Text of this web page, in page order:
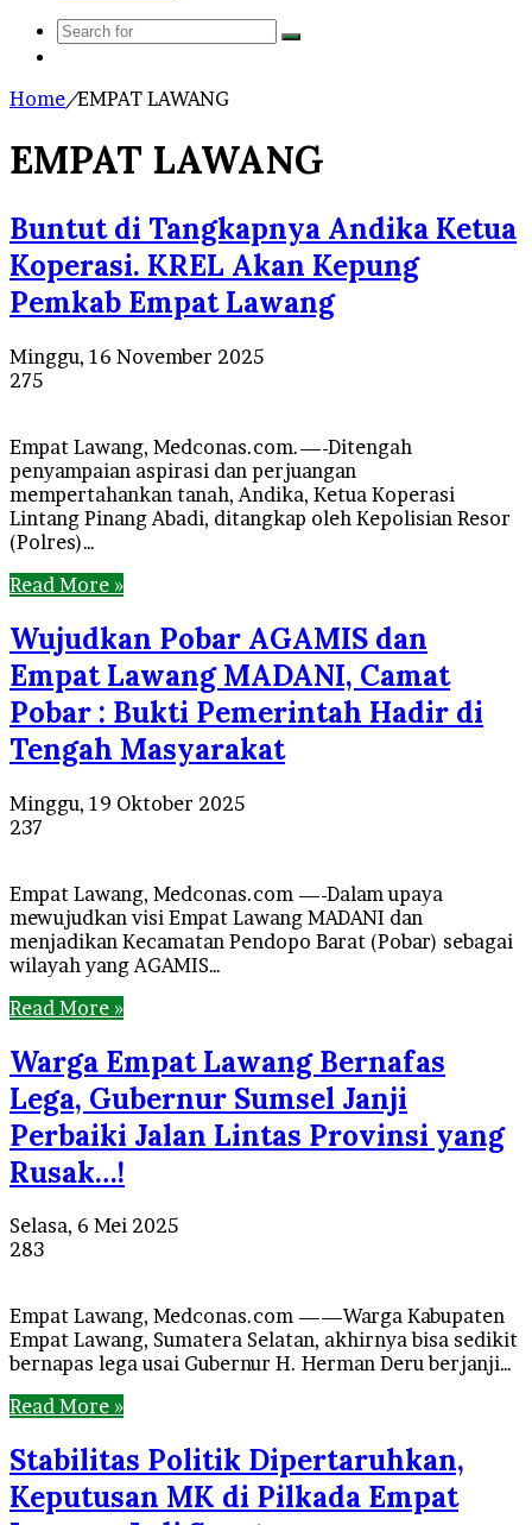
Search
Home/EMPAT LAWANG
EMPAT LAWANG
Buntut di Tangkapnya Andika Ketua
Koperasi. KREL Akan Kepung
Pemkab Empat Lawang
Minggu, 16 November 2025
275
Empat Lawang, Medconas.com.—-Ditengah
penyampaian aspirasi dan perjuangan
mempertahankan tanah, Andika, Ketua Koperasi
Lintang Pinang Abadi, ditangkap oleh Kepolisian Resor
(Polres)…
Read More »
Wujudkan Pobar AGAMIS dan
Empat Lawang MADANI, Camat
Pobar : Bukti Pemerintah Hadir di
Tengah Masyarakat
Minggu, 19 Oktober 2025
237
Empat Lawang, Medconas.com —-Dalam upaya
mewujudkan visi Empat Lawang MADANI dan
menjadikan Kecamatan Pendopo Barat (Pobar) sebagai
wilayah yang AGAMIS…
Read More »
Warga Empat Lawang Bernafas
Lega, Gubernur Sumsel Janji
Perbaiki Jalan Lintas Provinsi yang
Rusak…!
Selasa, 6 Mei 2025
283
Empat Lawang, Medconas.com ——Warga Kabupaten
Empat Lawang, Sumatera Selatan, akhirnya bisa sedikit
bernapas lega usai Gubernur H. Herman Deru berjanji…
Read More »
Stabilitas Politik Dipertaruhkan,
Keputusan MK di Pilkada Empat